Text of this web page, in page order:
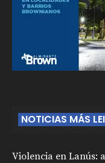
NOTICIAS MÁS
Violencia en Lanús: